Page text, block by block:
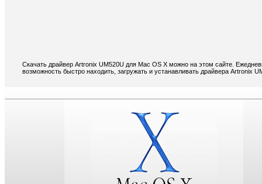
Скачать драйвер Artronix UM520U для Mac OS X можно на этом сайте.
возможность быстро находить, загружать и устанавливать драйвера Artronix